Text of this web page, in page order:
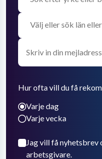
Hur ofta vill du få
Varje dag
Varje vecka
Jag vill få nyhetsbrev
arbetsgivare.